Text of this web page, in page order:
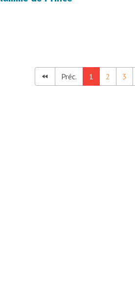
Préc. 1 2 3